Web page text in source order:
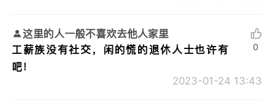
这里的人一般不喜欢去他人家里
工薪族没有社交，闲的慌的退休人士也许有
吧！
2023-01-24 13:43
0